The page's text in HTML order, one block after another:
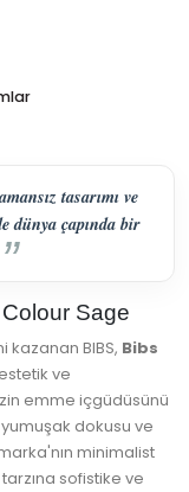
tasarımı ve
dünya çapında bir
Sage
kazanan BIBS, Bibs
ve
emme içgüdüsünü
dokusu ve
minimalist
sofistike ve